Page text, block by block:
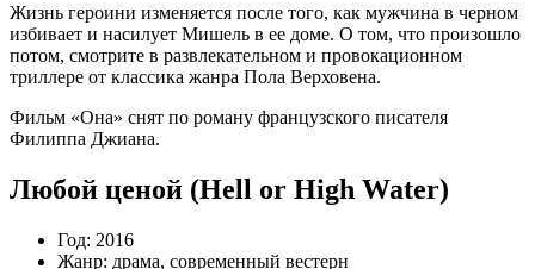
Жизнь героини изменяется после того, как мужчина в черном
избивает и насилует Мишель в ее доме. О том, что произошло
потом, смотрите в развлекательном и провокационном
триллере от классика жанра Пола Верховена.
Фильм «Она» снят по роману французского писателя
Филиппа Джиана.
Любой ценой (Hell or High Water)
Год: 2016
Жанр: драма, современный вестерн